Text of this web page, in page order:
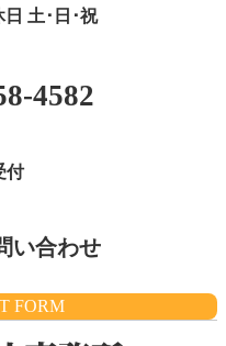
土･日･祝
4582
付
い合わせ
FORM